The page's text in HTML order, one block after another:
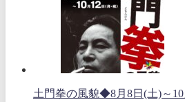
土門拳の風貌◆8月8日(土)～